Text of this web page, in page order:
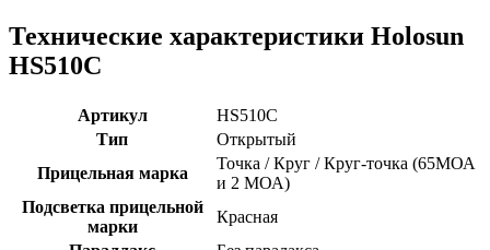
Технические характеристики Holosun
HS510C
Артикул
HS510C
Тип
Открытый
Прицельная марка
Точка / Круг / Круг-точка (65МОА
и 2 МОА)
Подсветка прицельной
марки
Красная